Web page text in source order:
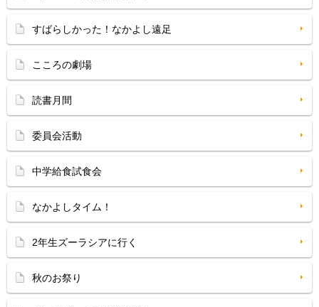
すばらしかった！なかよし遠足
こころの劇場
読書月間
委員会活動
中学給食試食会
なかよしタイム！
2年生ズーラシアに行く
秋のお祭り